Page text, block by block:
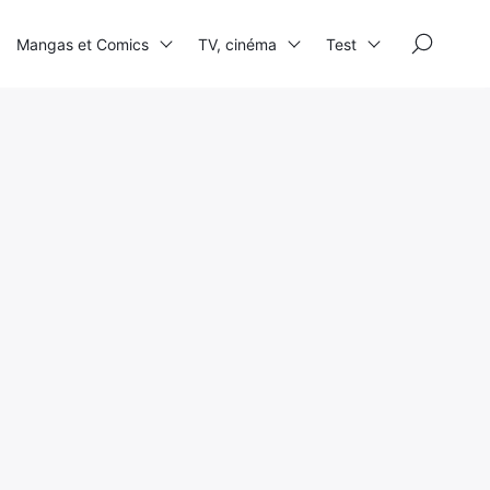
Mangas et Comics TV, cinéma Test